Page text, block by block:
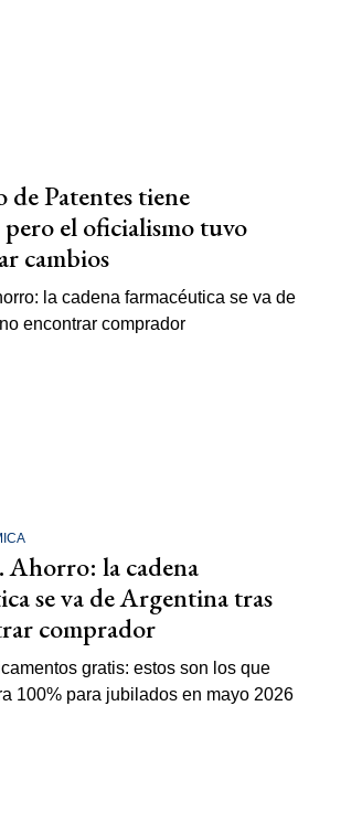
de Patentes tiene
el oficialismo tuvo
cambios
la cadena
se va de Argentina tras
comprador